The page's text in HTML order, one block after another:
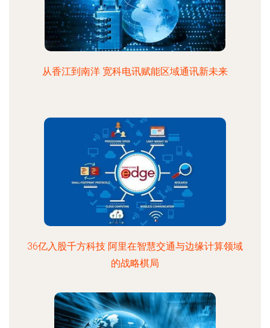
从香江到南洋 宽科电讯赋能区域通讯新未来
36亿入股千方科技 阿里在智慧交通与边缘计算领域
的战略棋局